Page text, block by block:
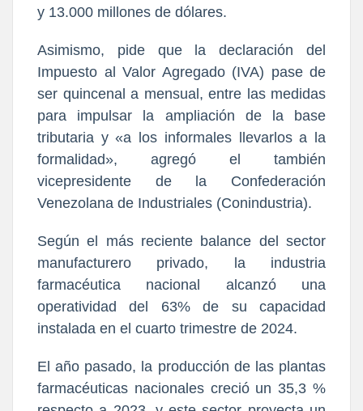
y 13.000 millones de dólares.
Asimismo, pide que la declaración del
Impuesto al Valor Agregado (IVA) pase de
ser quincenal a mensual, entre las medidas
para impulsar la ampliación de la base
tributaria y «a los informales llevarlos a la
formalidad», agregó el también
vicepresidente de la Confederación
Venezolana de Industriales (Conindustria).
Según el más reciente balance del sector
manufacturero privado, la industria
farmacéutica nacional alcanzó una
operatividad del 63% de su capacidad
instalada en el cuarto trimestre de 2024.
El año pasado, la producción de las plantas
farmacéuticas nacionales creció un 35,3 %